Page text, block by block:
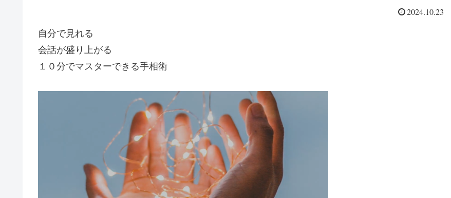
2024.10.23
自分で見れる
会話が盛り上がる
１０分でマスターできる手相術